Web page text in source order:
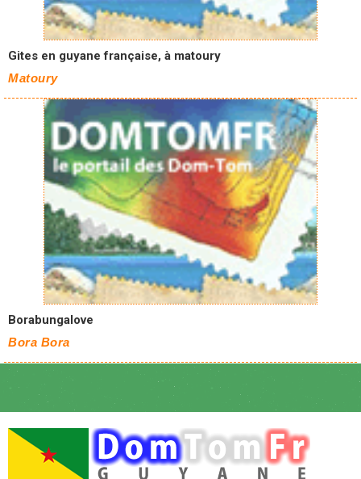
Gites en guyane française, à matoury
Matoury
Borabungalove
Bora Bora